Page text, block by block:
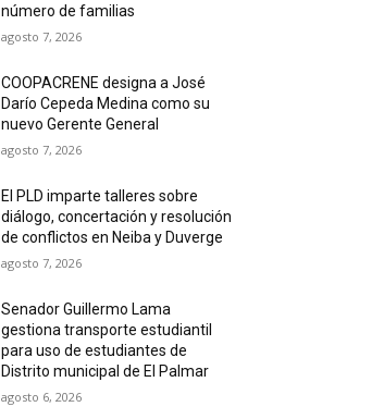
número de familias
agosto 7, 2026
COOPACRENE designa a José
Darío Cepeda Medina como su
nuevo Gerente General
agosto 7, 2026
El PLD imparte talleres sobre
diálogo, concertación y resolución
de conflictos en Neiba y Duverge
agosto 7, 2026
Senador Guillermo Lama
gestiona transporte estudiantil
para uso de estudiantes de
Distrito municipal de El Palmar
agosto 6, 2026